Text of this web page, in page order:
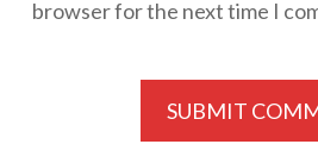
browser for the next time I